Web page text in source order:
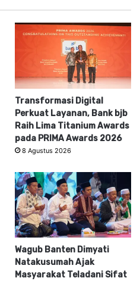
Transformasi Digital
Perkuat Layanan, Bank bjb
Raih Lima Titanium Awards
pada PRIMA Awards 2026
8 Agustus 2026
Wagub Banten Dimyati
Natakusumah Ajak
Masyarakat Teladani Sifat